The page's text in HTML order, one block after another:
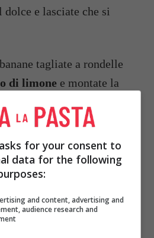
e lasciate che si
tagliate a rondelle
di limone e montate la
con le rondelle di
dal bordo esterno,
for your consent to
data for the following
and content, advertising and
audience research and